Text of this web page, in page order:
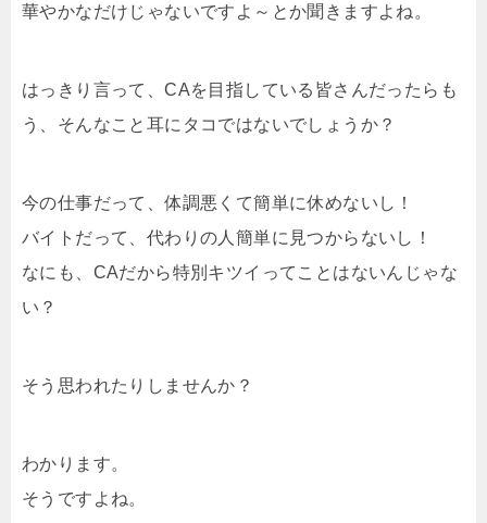
華やかなだけじゃないですよ～とか聞きますよね。
はっきり言って、CAを目指している皆さんだったらも
う、そんなこと耳にタコではないでしょうか？
今の仕事だって、体調悪くて簡単に休めないし！
バイトだって、代わりの人簡単に見つからないし！
なにも、CAだから特別キツイってことはないんじゃな
い？
そう思われたりしませんか？
わかります。
そうですよね。